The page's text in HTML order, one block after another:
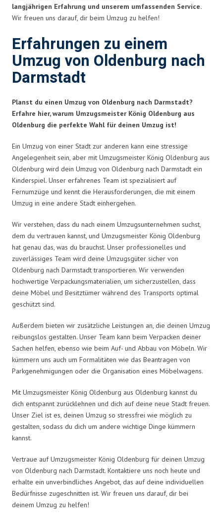
langjährigen Erfahrung und unserem umfassenden Service.
Wir freuen uns darauf, dir beim Umzug zu helfen!
Erfahrungen zu einem
Umzug von Oldenburg nach
Darmstadt
Planst du einen Umzug von Oldenburg nach Darmstadt?
Erfahre hier, warum Umzugsmeister König Oldenburg aus
Oldenburg die perfekte Wahl für deinen Umzug ist!
Ein Umzug von einer Stadt zur anderen kann eine stressige
Angelegenheit sein, aber mit Umzugsmeister König Oldenburg aus
Oldenburg wird dein Umzug von Oldenburg nach Darmstadt ein
Kinderspiel. Unser erfahrenes Team ist spezialisiert auf
Fernumzüge und kennt die Herausforderungen, die mit einem
Umzug in eine andere Stadt einhergehen.
Wir verstehen, dass du nach einem Umzugsunternehmen suchst,
dem du vertrauen kannst, und Umzugsmeister König Oldenburg
hat genau das, was du brauchst. Unser professionelles und
zuverlässiges Team wird deine Umzugsgüter sicher von
Oldenburg nach Darmstadt transportieren. Wir verwenden
hochwertige Verpackungsmaterialien, um sicherzustellen, dass
deine Möbel und Besitztümer während des Transports optimal
geschützt sind.
Außerdem bieten wir zusätzliche Leistungen an, die deinen Umzug
reibungslos gestalten. Unser Team kann beim Verpacken deiner
Sachen helfen, ebenso wie beim Auf- und Abbau von Möbeln. Wir
kümmern uns auch um Formalitäten wie das Beantragen von
Parkgenehmigungen oder die Organisation eines Möbelwagens.
Mit Umzugsmeister König Oldenburg aus Oldenburg kannst du
dich entspannt zurücklehnen und dich auf deine neue Stadt freuen.
Unser Ziel ist es, deinen Umzug so stressfrei wie möglich zu
gestalten, sodass du dich um andere wichtige Dinge kümmern
kannst.
Vertraue auf Umzugsmeister König Oldenburg für deinen Umzug
von Oldenburg nach Darmstadt. Kontaktiere uns noch heute und
erhalte ein unverbindliches Angebot, das auf deine individuellen
Bedürfnisse zugeschnitten ist. Wir freuen uns darauf, dir bei
deinem Umzug zu helfen!